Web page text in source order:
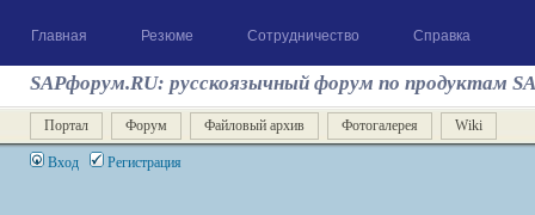
Главная Резюме Сотрудничество Справка
SAPфорум.RU: русскоязычный форум по продуктам
Портал Форум Файловый архив Фотогалерея Wiki
Вход Регистрация